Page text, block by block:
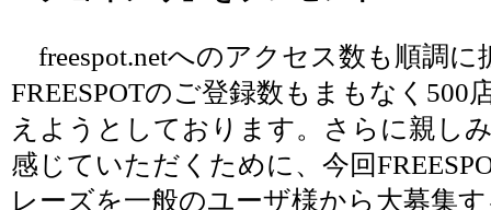
freespot.netへのアクセス数も順調に
FREESPOTのご登録数もまもなく500
えようとしております。さらに親し
感じていただくために、今回
レーズを一般のユーザ様から大募集